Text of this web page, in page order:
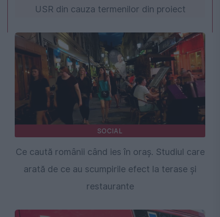
USR din cauza termenilor din proiect
SOCIAL
Ce caută românii când ies în oraș. Studiul care
arată de ce au scumpirile efect la terase și
restaurante